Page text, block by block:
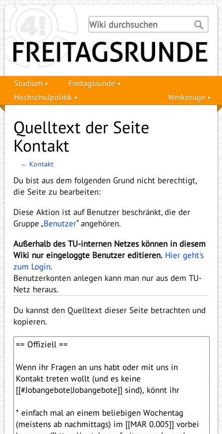
Studium
Freitagsrunde
Hochschulpolitik
Werkzeuge
Quelltext der Seite
Kontakt
← Kontakt
Du bist aus dem folgenden Grund nicht berechtigt,
die Seite zu bearbeiten:
Diese Aktion ist auf Benutzer beschränkt, die der
Gruppe „Benutzer“ angehören.
Außerhalb des TU-internen Netzes können in diesem
Wiki nur eingeloggte Benutzer editieren. Hier geht's
zum Login.
Benutzerkonten anlegen kann man nur aus dem TU-
Netz heraus.
Du kannst den Quelltext dieser Seite betrachten und
kopieren.